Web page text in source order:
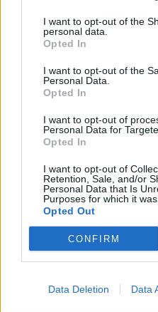
I want to opt-out of the
personal data.
Opted In
I want to opt-out of the
Personal Data.
Opted In
I want to opt-out of
Personal Data for
Opted In
I want to opt-out of
Retention, Sale, and/or
Personal Data that Is
Purposes for which it was
Opted Out
CONFIRM
Data Deletion Data
«Περισσότερα λόγια για
χρειάζονται. Η ιστορία
συνυφασμένη μαζί του»
Παιανίας Ισίδωρος
Μιχαλόπουλος σημείωσε
ταξίδι του Φώτη
της Παιανίας,
Ζωοδόχου Πηγής που
φιλοτέχνησε».
Στο τέλος της συναυλίας,
τιμής, ο Γ. Δεμελής
Παιανίας και στον